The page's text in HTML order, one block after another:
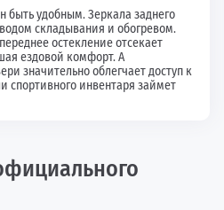
быть удобным. Зеркала заднего
складывания и обогревом.
остекление отсекает
ездовой комфорт. А
значительно облегчает доступ к
спортивного инвентаря займет